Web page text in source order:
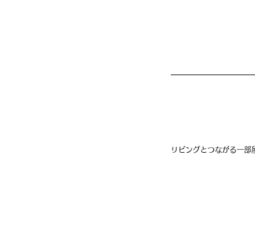
リビングとつながる一部